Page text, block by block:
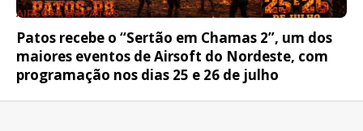
AIRSOFT EM PATOS
Patos recebe o “Sertão em Chamas 2”, um dos
maiores eventos de Airsoft do Nordeste, com
programação nos dias 25 e 26 de julho